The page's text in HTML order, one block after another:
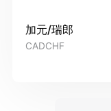
加元/瑞郎
CADCHF